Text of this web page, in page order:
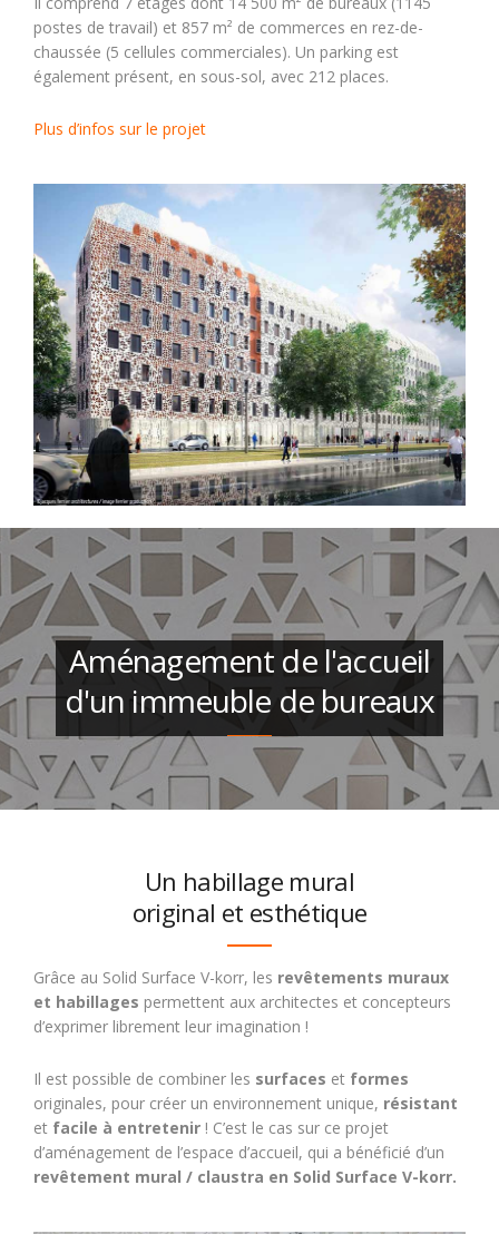
postes de travail) et 857 m² de commerces en rez-de-
chaussée (5 cellules commerciales). Un parking est
également présent, en sous-sol, avec 212 places.
Plus d’infos sur le projet
Aménagement de l'accueil
d'un immeuble de bureaux
Un habillage mural
original et esthétique
Grâce au Solid Surface V-korr, les revêtements muraux
et habillages permettent aux architectes et concepteurs
d’exprimer librement leur imagination !
Il est possible de combiner les surfaces et formes
originales, pour créer un environnement unique, résistant
et facile à entretenir ! C’est le cas sur ce projet
d’aménagement de l’espace d’accueil, qui a bénéficié d’un
revêtement mural / claustra en Solid Surface V-korr.